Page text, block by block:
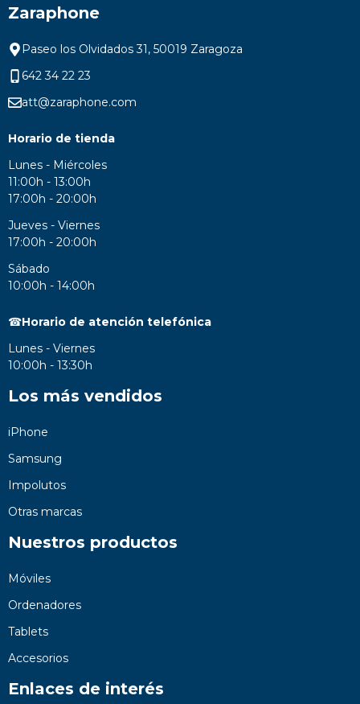
Zaraphone
Paseo los Olvidados 31, 50019 Zaragoza
642 34 22 23
att@zaraphone.com
Horario de tienda
Lunes - Miércoles
11:00h - 13:00h
17:00h - 20:00h
Jueves - Viernes
17:00h - 20:00h
Sábado
10:00h - 14:00h
☎Horario de atención telefónica
Lunes - Viernes
10:00h - 13:30h
Los más vendidos
iPhone
Samsung
Impolutos
Otras marcas
Nuestros productos
Móviles
Ordenadores
Tablets
Accesorios
Enlaces de interés